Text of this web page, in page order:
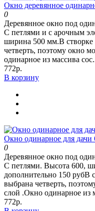
Окно деревянное
0
Деревянное окно под
С петлями и с арочным
ширина 500 мм.В створке
четверть, поэтому окно
одинарное из массива
772р.
В корзину
Окно одинарное для
0
Деревянное окно под
С петлями. Высота 600,
дополнительно 150 рубВ
выбрана четверть,
слой .Окно одинарное из
772р.